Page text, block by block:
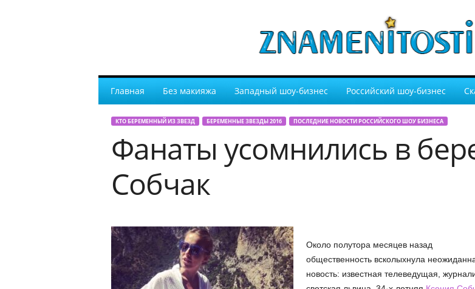
Главная Без макияжа Западный шоу-бизнес Российский шоу-бизнес
КТО БЕРЕМЕННЫЙ ИЗ ЗВЕЗД БЕРЕМЕННЫЕ ЗВЕЗДЫ 2016 ПОСЛЕДНИЕ НОВОСТИ РОССИЙСКОГО ШОУ БИЗНЕСА
Фанаты усомнились в
Собчак
Около полутора месяцев назад
общественность всколыхнула
новость: известная телеведущая,